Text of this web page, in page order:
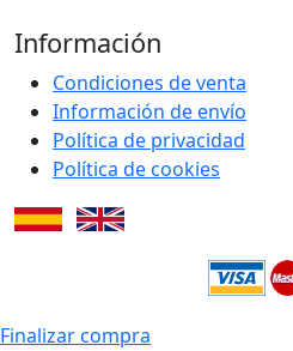
Información
Condiciones de venta
Información de envío
Política de privacidad
Política de cookies
Finalizar compra